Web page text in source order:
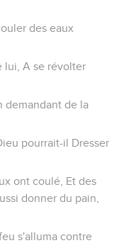
des eaux
lui, A se révolter
demandant de la
pourrait-il Dresser
ont coulé, Et des
donner du pain,
s'alluma contre